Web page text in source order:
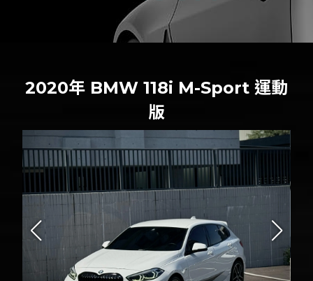
2020年 BMW 118i M-Sport 運動
版